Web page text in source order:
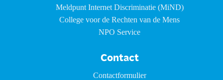
Meldpunt Internet Discriminatie (MiND)
College voor de Rechten van de Mens
NPO Service
Contact
Contactformulier